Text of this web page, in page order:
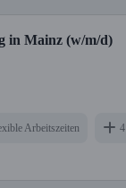
in Mainz (w/m/d)
Arbeitszeiten 4